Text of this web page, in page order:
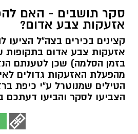
סקר תושבים - האם
אזעקות צבע אדום?
קצינים בכירים בצה"ל הציעו
אזעקות צבע אדום בתקופות
בזמן הסלמה) שכן לטענתם
מהפעלת האזעקות גדולים
הטילים שמנוטרל ע"י כיפת
הצביעו לסקר והביעו דעתכם